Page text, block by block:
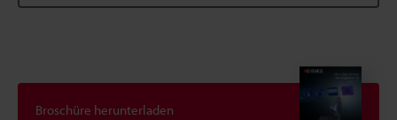
Broschüre herunterladen